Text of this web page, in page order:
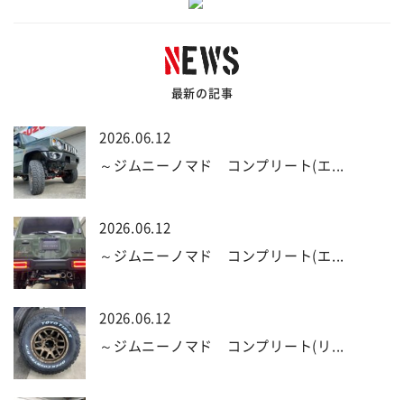
最新の記事
2026.06.12
～ジムニーノマド コンプリート(エ...
2026.06.12
～ジムニーノマド コンプリート(エ...
2026.06.12
～ジムニーノマド コンプリート(リ...